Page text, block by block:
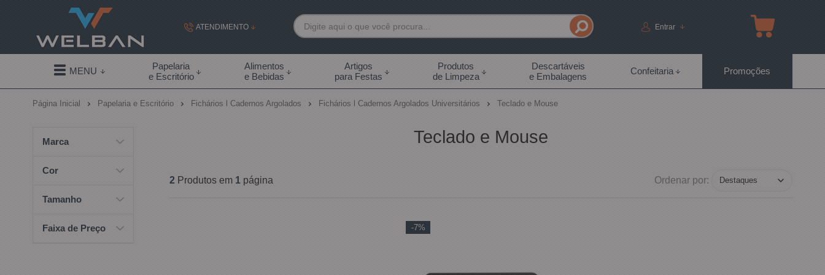
ATENDIMENTO
(19) 99855-7892
(19) 99855-7892
contato@welban.com.br
Segunda à sexta - 08:30h às 18:00h Sábados -
09:00h às 14:00h
Entrar
MENU
Papelaria
e Escritório
Alimentos
e Bebidas
Artigos
para Festas
Produtos
de Limpeza
Descartáveis
e Embalagens
Confeitaria Promoções
Página Inicial Papelaria e Escritório Fichários l Cadernos Argolados Fichários l Cadernos Argolados Universitários Teclado e Mouse
Marca
Cor
Tamanho
Faixa de Preço
Teclado e Mouse
2 Produtos em 1 página Ordenar por:
-7%